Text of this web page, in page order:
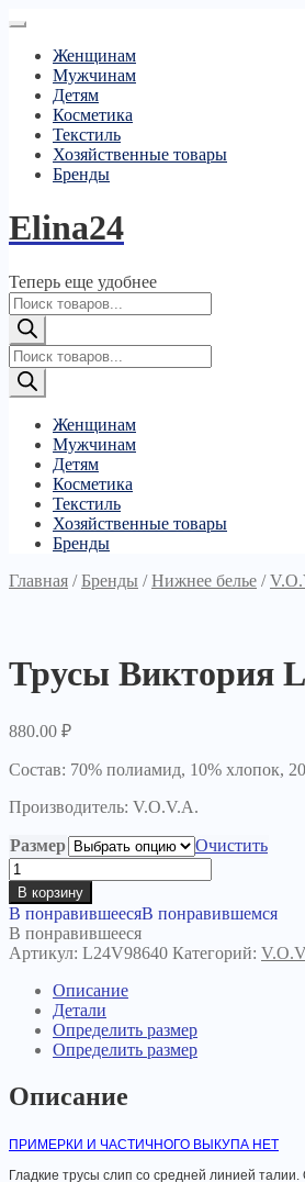
Женщинам
Мужчинам
Детям
Косметика
Текстиль
Хозяйственные товары
Бренды
Elina24
Теперь еще удобнее
Поиск
товаров
Поиск
товаров
Женщинам
Мужчинам
Детям
Косметика
Текстиль
Хозяйственные товары
Бренды
Главная /Бренды /Нижнее белье /
Трусы Виктория
880.00 ₽
Состав: 70% полиамид, 10% хлопок,
Производитель: V.O.V.A.
Размер
Очистить
Количество
товара
Трусы
Виктория
L24V86240
белые
В корзину
В понравившеесяВ понравившемся
В понравившееся
Артикул: L24V98640 Категорий:
Описание
Детали
Определить размер
Определить размер
Описание
ПРИМЕРКИ И ЧАСТИЧНОГО ВЫКУПА НЕТ
Гладкие трусы слип со средней линией